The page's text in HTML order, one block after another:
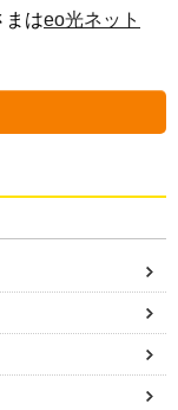
まはeo光ネット